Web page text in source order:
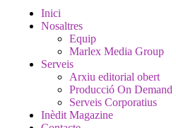
Inici
Nosaltres
Equip
Marlex Media Group
Serveis
Arxiu editorial obert
Producció On Demand
Serveis Corporatius
Inèdit Magazine